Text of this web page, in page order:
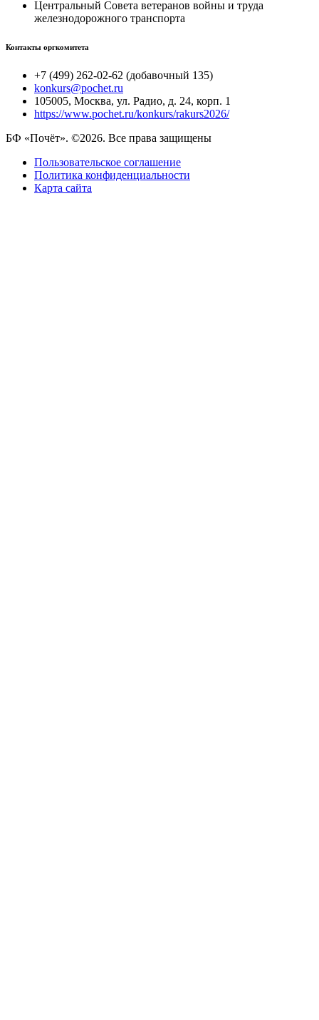
Центральный Совета ветеранов войны и труда
железнодорожного транспорта
Контакты оргкомитета
+7 (499) 262-02-62 (добавочный 135)
konkurs@pochet.ru
105005, Москва, ул. Радио, д. 24, корп. 1
https://www.pochet.ru/konkurs/rakurs2026/
БФ «Почёт». ©2026. Все права защищены
Пользовательское соглашение
Политика конфиденциальности
Карта сайта